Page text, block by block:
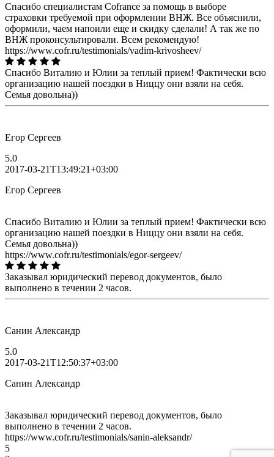
Спасибо специалистам Cofrance за помощь в выборе
страховки требуемой при оформлении ВНЖ. Все объяснили,
оформили, чаем напоили еще и скидку сделали! А так же по
ВНЖ проконсультировали. Всем рекомендую!
https://www.cofr.ru/testimonials/vadim-krivosheev/
Спасибо Виталию и Юлии за теплый прием! Фактически всю
организацию нашей поездки в Ниццу они взяли на себя.
Семья довольна))
Егор Сергеев
5.0
2017-03-21T13:49:21+03:00
Егор Сергеев
Спасибо Виталию и Юлии за теплый прием! Фактически всю
организацию нашей поездки в Ниццу они взяли на себя.
Семья довольна))
https://www.cofr.ru/testimonials/egor-sergeev/
Заказывал юридический перевод документов, было
выполнено в течении 2 часов.
Санин Александр
5.0
2017-03-21T12:50:37+03:00
Санин Александр
Заказывал юридический перевод документов, было
выполнено в течении 2 часов.
https://www.cofr.ru/testimonials/sanin-aleksandr/
5